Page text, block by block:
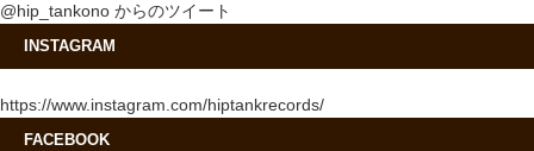
@hip_tankono からのツイート
INSTAGRAM
https://www.instagram.com/hiptankrecords/
FACEBOOK